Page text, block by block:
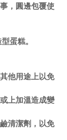
，圓邊包覆使
蛋糕。
他用途上以免
上加溫造成變
清潔劑，以免